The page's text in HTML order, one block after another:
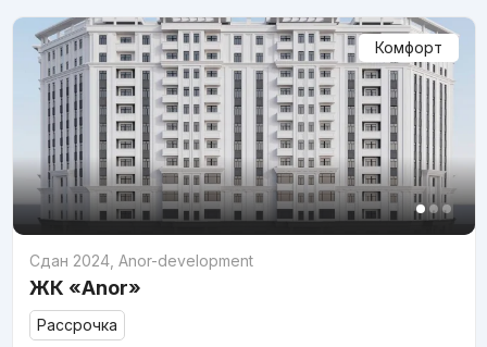
Комфорт
Сдан 2024, Anor-development
ЖК «Anor»
Рассрочка